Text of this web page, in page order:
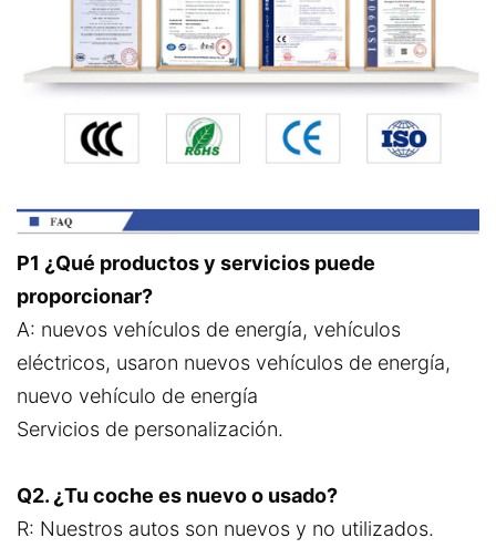
P1 ¿Qué productos y servicios puede
proporcionar?
A: nuevos vehículos de energía, vehículos
eléctricos, usaron nuevos vehículos de energía,
nuevo vehículo de energía
Servicios de personalización.
Q2. ¿Tu coche es nuevo o usado?
R: Nuestros autos son nuevos y no utilizados.